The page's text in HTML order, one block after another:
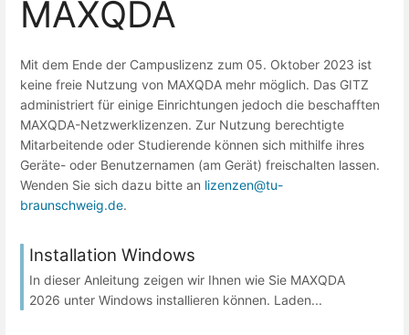
MAXQDA
Mit dem Ende der Campuslizenz zum 05. Oktober 2023 ist
keine freie Nutzung von MAXQDA mehr möglich. Das GITZ
administriert für einige Einrichtungen jedoch die beschafften
MAXQDA-Netzwerklizenzen. Zur Nutzung berechtigte
Mitarbeitende oder Studierende können sich mithilfe ihres
Geräte- oder Benutzernamen (am Gerät) freischalten lassen.
Wenden Sie sich dazu bitte an lizenzen@tu-
braunschweig.de.
Installation Windows
In dieser Anleitung zeigen wir Ihnen wie Sie MAXQDA
2026 unter Windows installieren können. Laden...